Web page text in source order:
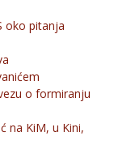
oko pitanja
o formiranju
na KiM, u Kini,